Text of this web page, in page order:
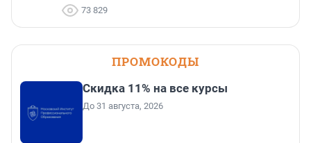
73 829
ПРОМОКОДЫ
Скидка 11% на все курсы
До 31 августа, 2026